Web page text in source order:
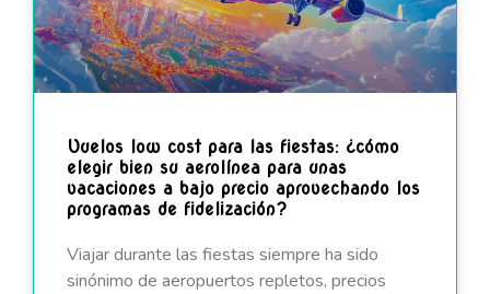
Vuelos low cost para las fiestas: ¿cómo
elegir bien su aerolínea para unas
vacaciones a bajo precio aprovechando los
programas de fidelización?
Viajar durante las fiestas siempre ha sido
sinónimo de aeropuertos repletos, precios